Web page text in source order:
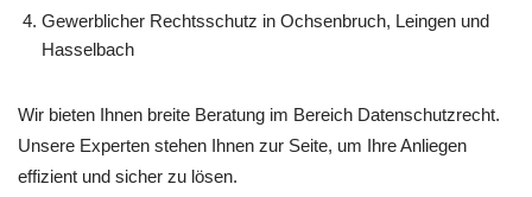
Gewerblicher Rechtsschutz in Ochsenbruch, Leingen und
Hasselbach
Wir bieten Ihnen breite Beratung im Bereich Datenschutzrecht.
Unsere Experten stehen Ihnen zur Seite, um Ihre Anliegen
effizient und sicher zu lösen.